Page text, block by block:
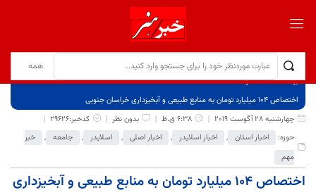
برگ نخست
نوشته‌ها
اختصاص ۱۰۴ میلیارد تومان به منابع طبیعی و آبخیزداری خراسان جنوبی
چهارشنبه 28 آگوست 2019
6:38 ق.ظ بدون نظر
کدخبر:29626
حوزه:
اخبار استان , اخبار اسلایدر , اخبار اصلی , اسلایدر , جامعه ,
خبر
مهم
اختصاص ۱۰۴ میلیارد تومان به منابع طبیعی و آبخیزداری